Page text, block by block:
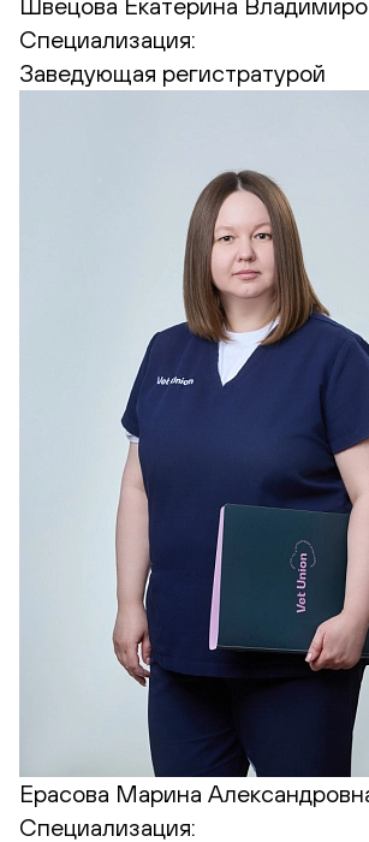
Специализация:
Заведующая регистратурой
Ерасова Марина
Специализация: